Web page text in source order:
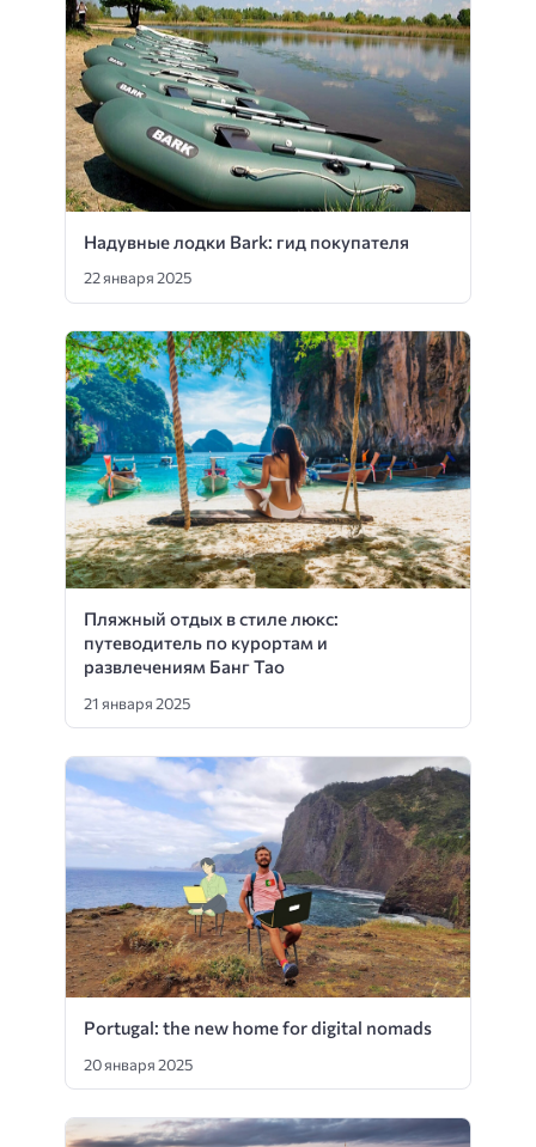
Надувные лодки Bark: гид покупателя
22 января 2025
Пляжный отдых в стиле люкс:
путеводитель по курортам и
развлечениям Банг Тао
21 января 2025
Portugal: the new home for digital nomads
20 января 2025